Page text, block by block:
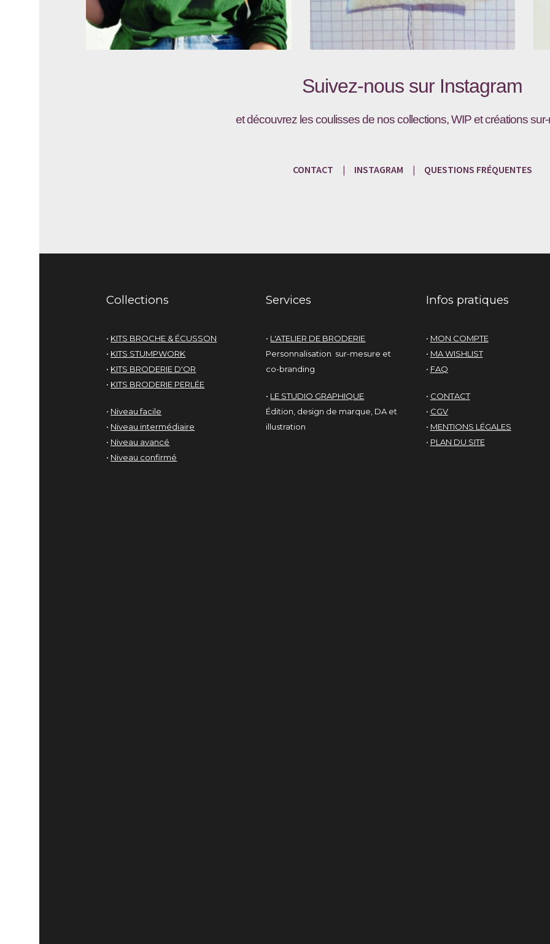
Suivez-nous sur Instagram
et découvrez les coulisses de nos collections, WIP et créations
CONTACT | INSTAGRAM | QUESTIONS FRÉQUENTES
Collections
• KITS BROCHE & ÉCUSSON
• KITS STUMPWORK
• KITS BRODERIE D'OR
• KITS BRODERIE PERLÉE
• Niveau facile
• Niveau intermédiaire
• Niveau avancé
• Niveau confirmé
Services
• L'ATELIER DE BRODERIE
Personnalisation sur-mesure et
co-branding
• LE STUDIO GRAPHIQUE
Édition, design de marque, DA et
illustration
Infos pratiques
• MON COMPTE
• MA WISHLIST
• FAQ
• CONTACT
• CGV
• MENTIONS LÉGALES
• PLAN DU SITE